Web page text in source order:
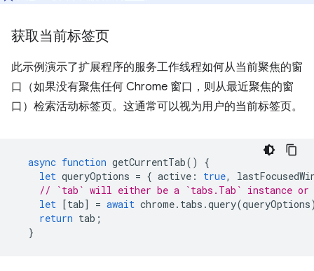
获取当前标签页
此示例演示了扩展程序的服务工作线程如何从当前聚焦的窗
口（如果没有聚焦任何 Chrome 窗口，则从最近聚焦的窗
口）检索活动标签页。这通常可以视为用户的当前标签页。
async function getCurrentTab()
{
let queryOptions = { active : true,
// `tab` will either be a `tabs.Tab` instance or
let [tab] = await chrome. tabs .query(queryOptions
return tab ;
}